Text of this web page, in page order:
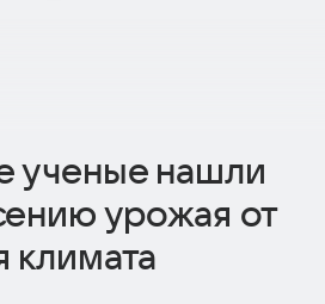
ученые нашли
урожая от
климата